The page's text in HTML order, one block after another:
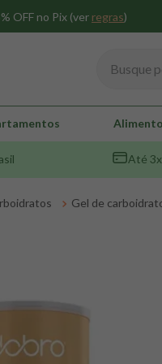
OFF no Pix (ver regras)
Até
Gel de
BUSCADOS